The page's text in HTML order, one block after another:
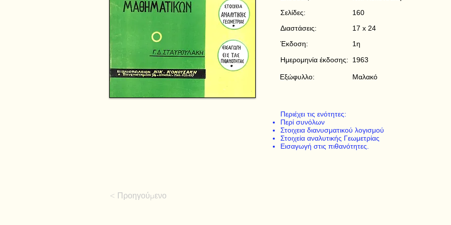
Σελίδες:
160
Διαστάσεις:
17 x 24
Έκδοση:
1η
Ημερομηνία έκδοσης:
1963
Μαλακό
Εξώφυλλο:
Περιέχει τις ενότητες:
Περί συνόλων
Στοιχεια διανυσματικού λογισμού
Στοιχεία αναλυτικής Γεωμετρίας
Εισαγωγή στις πιθανότητες.
< Προηγούμενο